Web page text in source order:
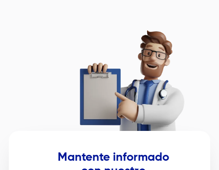
Mantente informado